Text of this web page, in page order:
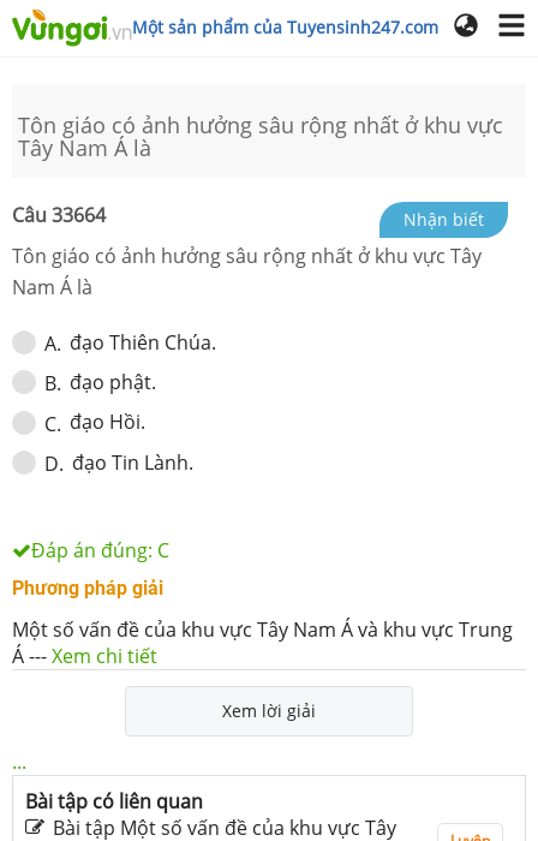
Một sản phẩm của Tuyensinh247.com
Tôn giáo có ảnh hưởng sâu rộng nhất ở khu vực
Tây Nam Á là
Câu 33664 Nhận biết
Tôn giáo có ảnh hưởng sâu rộng nhất ở khu vực Tây
Nam Á là
A. đạo Thiên Chúa.
B. đạo phật.
C. đạo Hồi.
D. đạo Tin Lành.
Đáp án đúng: C
Phương pháp giải
Một số vấn đề của khu vực Tây Nam Á và khu vực Trung
Á---Xem chi tiết
Xem lời giải
...
Bài tập có liên quan
Bài tập Một số vấn đề của khu vực Tây